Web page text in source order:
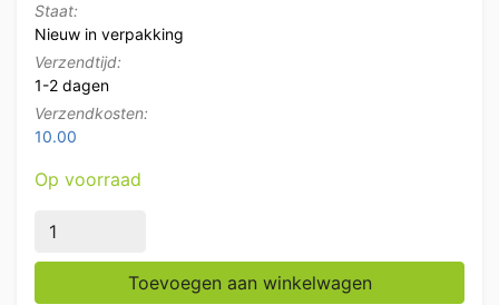
Staat:
Nieuw in verpakking
Verzendtijd:
1-2 dagen
Verzendkosten:
10.00
Op voorraad
HCB RVS Dubbele Wasbak Spoelbak Uitgietbak
Toevoegen aan winkelwagen